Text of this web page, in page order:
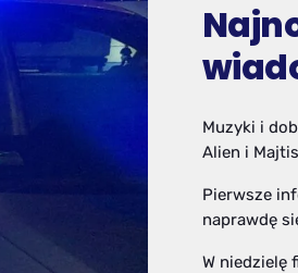
Muzyki i
Alien i Majtis
Pierwsze
naprawdę
W niedzielę